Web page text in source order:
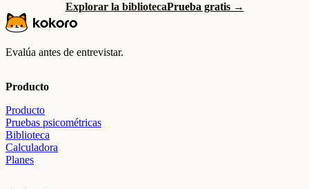
Explorar la bibliotecaPrueba gratis →
Evalúa antes de entrevistar.
Producto
Producto
Pruebas psicométricas
Biblioteca
Calculadora
Planes